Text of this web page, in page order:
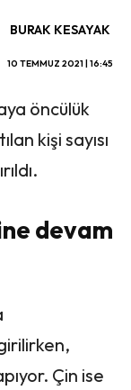
BURAK KESAYAK
10 TEMMUZ 2021 | 16:45
öncülük
kişi sayısı
devam
Çin ise